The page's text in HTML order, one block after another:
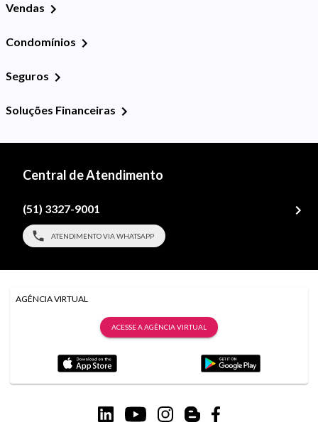
Vendas
Condomínios
Seguros
Soluções Financeiras
Central de Atendimento
(51) 3327-9001
ATENDIMENTO VIA WHATSAPP
AGÊNCIA VIRTUAL
ACESSE A AGÊNCIA VIRTUAL